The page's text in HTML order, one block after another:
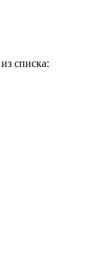
списка: